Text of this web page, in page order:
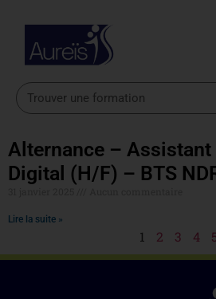
Alternance –
Digital (H/F) – BTS
Lire la suite »
1 2 3 4